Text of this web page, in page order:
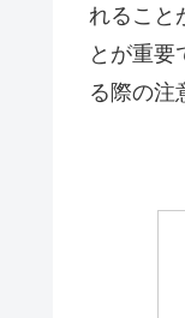
れること
とが重要
る際の注